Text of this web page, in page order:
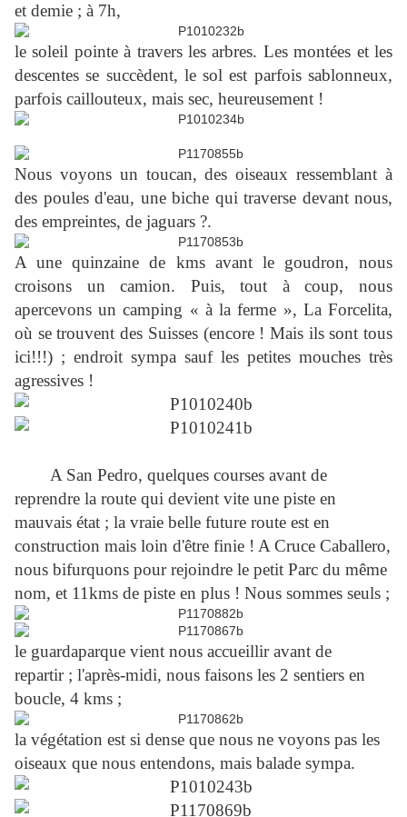
et demie ; à 7h,
le soleil pointe à travers les arbres. Les montées et les
descentes se succèdent, le sol est parfois sablonneux,
parfois caillouteux, mais sec, heureusement !
Nous voyons un toucan, des oiseaux ressemblant à
des poules d'eau, une biche qui traverse devant nous,
des empreintes, de jaguars ?.
A une quinzaine de kms avant le goudron, nous
croisons un camion. Puis, tout à coup, nous
apercevons un camping « à la ferme », La Forcelita,
où se trouvent des Suisses (encore ! Mais ils sont tous
ici!!!) ; endroit sympa sauf les petites mouches très
agressives !
A San Pedro, quelques courses avant de
reprendre la route qui devient vite une piste en
mauvais état ; la vraie belle future route est en
construction mais loin d'être finie ! A Cruce Caballero,
nous bifurquons pour rejoindre le petit Parc du même
nom, et 11kms de piste en plus ! Nous sommes seuls ;
le guardaparque vient nous accueillir avant de
repartir ; l'après-midi, nous faisons les 2 sentiers en
boucle, 4 kms ;
la végétation est si dense que nous ne voyons pas les
oiseaux que nous entendons, mais balade sympa.